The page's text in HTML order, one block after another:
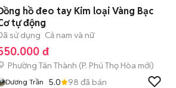
hồ đeo tay Kim loại Vàng Bạc
tự động
sử dụng Cả nam và nữ
đ
Phường Tân Thành (P. Phú Thọ Hòa mới)
Dương Trần 5.0 98 đã bán